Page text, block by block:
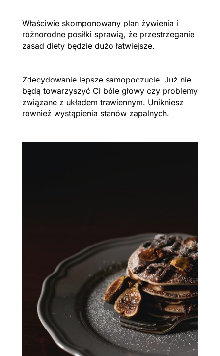
Właściwie skomponowany plan żywienia i
różnorodne posiłki sprawią, że przestrzeganie
zasad diety będzie dużo łatwiejsze.
Zdecydowanie lepsze samopoczucie. Już nie
będą towarzyszyć Ci bóle głowy czy problemy
związane z układem trawiennym. Unikniesz
również wystąpienia stanów zapalnych.